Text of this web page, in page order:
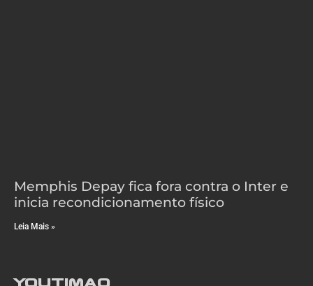
Memphis Depay fica fora contra o Inter e
inicia recondicionamento físico
Leia Mais »
YouTimao